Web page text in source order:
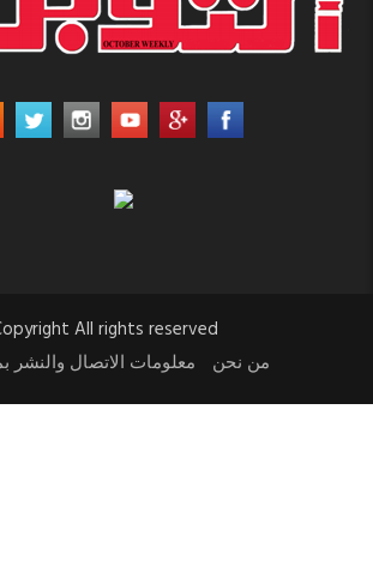
Copyright All rights reserved
من نحن
معلومات الاتصال والنشر